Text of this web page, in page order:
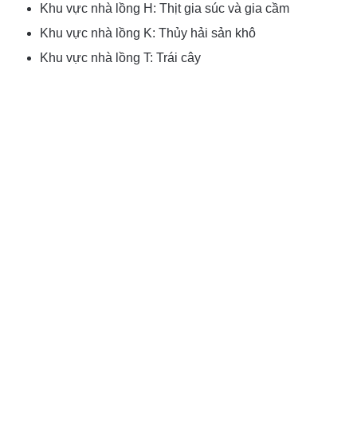
Khu vực nhà lồng H: Thịt gia súc và gia cầm
Khu vực nhà lồng K: Thủy hải sản khô
Khu vực nhà lồng T: Trái cây